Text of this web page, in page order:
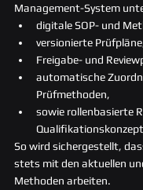
Management-System
digitale SOP- und
versionierte
Freigabe- und
automatische
Prüfmethoden,
sowie rollenbasierte
So wird sichergestellt,
stets mit den aktuellen
Methoden arbeiten.